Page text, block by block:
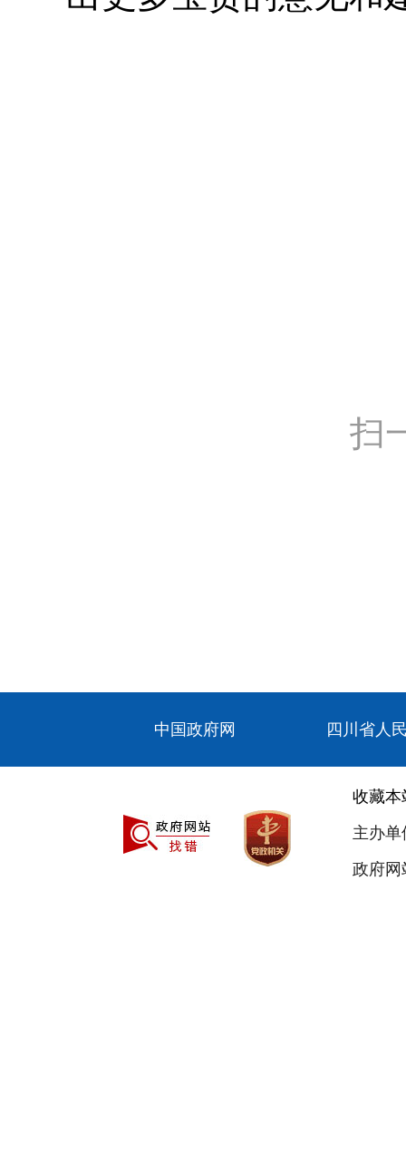
扫
中国政府网 四川省人
收藏本
主办
政府网